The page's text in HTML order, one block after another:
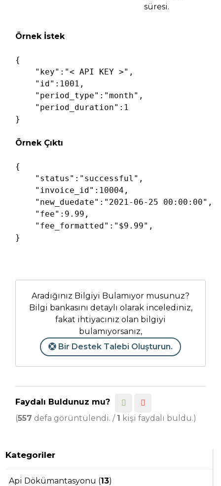
süresi.
Örnek İstek
{
"key" : "< API KEY >" ,
"id" : 1001 ,
"period_type" : "month" ,
"period_duration" : 1
Örnek Çıktı
{
"status" : "successful" ,
"invoice_id" : 10004 ,
"new_duedate" : "2021-06-25 00:00:00" ,
"fee" : 9.99 ,
"fee_formatted" : "$9.99" ,
Aradığınız Bilgiyi Bulamıyor musunuz?
Bilgi bankasını detaylı olarak incelediniz,
fakat ihtiyacınız olan bilgiyi
bulamıyorsanız,
Bir Destek Talebi Oluşturun.
Faydalı Buldunuz mu?
(557 defa görüntülendi. / 1 kişi faydalı buldu.)
Kategoriler
Api Dökümantasyonu (13)